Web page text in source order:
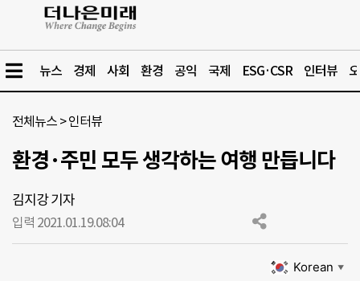
뉴스 경제 사회 환경 공익 국제 ESG·CSR 인터뷰
전체뉴스 >인터뷰
환경·주민 모두 생각하는 여행 만듭니다
김지강 기자
입력 2021.01.19.08:04
Korean ▼